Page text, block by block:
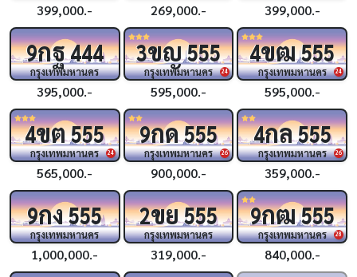
399,000.- 269,000.- 399,000.-
9กฐ444
กรุงเทพมหานคร
395,000.-
24
3ขญ555
กรุงเทพมหานคร
595,000.-
24
4ขฒ555
กรุงเทพมหานคร
595,000.-
24
4ขต555
กรุงเทพมหานคร
565,000.-
26
9กด555
กรุงเทพมหานคร
900,000.-
26
4กล555
กรุงเทพมหานคร
359,000.-
9กง555
กรุงเทพมหานคร
1,000,000.-
2ขย555
กรุงเทพมหานคร
319,000.-
28
9กฒ555
กรุงเทพมหานคร
840,000.-